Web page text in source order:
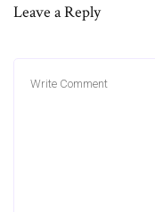
Leave a Reply